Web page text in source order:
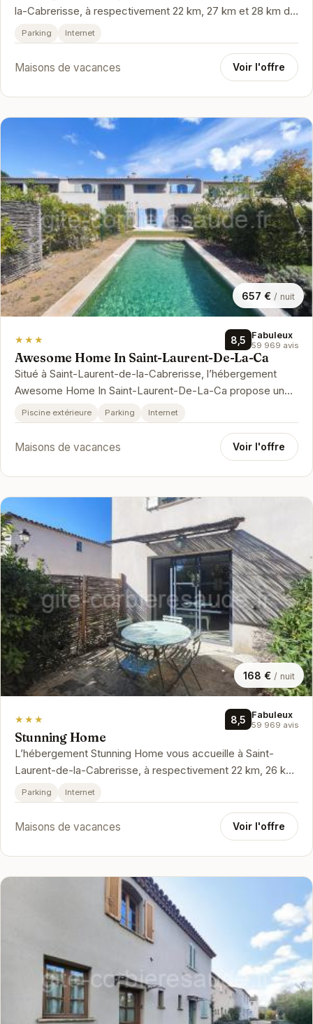
la-Cabrerisse, à respectivement 22 km, 27 km et 28 km de
ces lieux d’intérêt…
Parking Internet
Maisons de vacances Voir l'offre
657 € / nuit
★★★ 8,5 Fabuleux
59 969 avis
Awesome Home In Saint-Laurent-De-La-Ca
Situé à Saint-Laurent-de-la-Cabrerisse, l’hébergement
Awesome Home In Saint-Laurent-De-La-Ca propose une
piscine privée. Cette mai…
Piscine extérieure Parking Internet
Maisons de vacances Voir l'offre
168 € / nuit
★★★ 8,5 Fabuleux
59 969 avis
Stunning Home
L’hébergement Stunning Home vous accueille à Saint-
Laurent-de-la-Cabrerisse, à respectivement 22 km, 26 km
et 27 km de ces lieux d…
Parking Internet
Maisons de vacances Voir l'offre